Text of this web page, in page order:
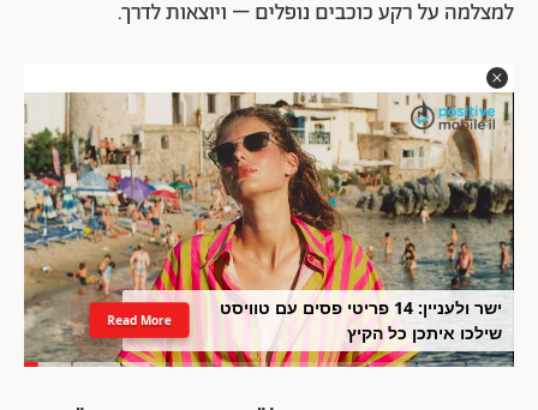
למצלמה על רקע כוכבים נופלים – ויוצאות לדרך.
ישר ולעניין: 14 פריטי פסים עם טוויסט
שילכו איתכן כל הקיץ
Read More